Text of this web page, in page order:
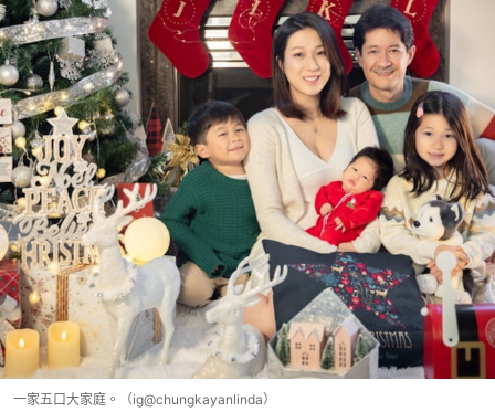
一家五口大家庭。（ig@chungkayanlinda）